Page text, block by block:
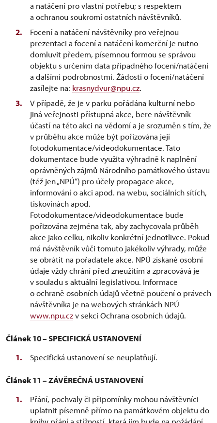
a natáčení pro vlastní potřebu; s respektem
a ochranou soukromí ostatních návštěvníků.
Focení a natáčení návštěvníky pro veřejnou
prezentaci a focení a natáčení komerční je nutno
domluvit předem, písemnou formou se správou
objektu s určením data případného focení/natáčení
a dalšími podrobnostmi. Žádosti o focení/natáčení
zasílejte na: krasnydvur@npu.cz.
V případě, že je v parku pořádána kulturní nebo
jiná veřejnosti přístupná akce, bere návštěvník
účastí na této akci na vědomí a je srozuměn s tím, že
v průběhu akce může být pořizována její
fotodokumentace/videodokumentace. Tato
dokumentace bude využita výhradně k naplnění
oprávněných zájmů Národního památkového ústavu
(též jen „NPÚ“) pro účely propagace akce,
informování o akci apod. na webu, sociálních sítích,
tiskovinách apod.
Fotodokumentace/videodokumentace bude
pořizována zejména tak, aby zachycovala průběh
akce jako celku, nikoliv konkrétní jednotlivce. Pokud
má návštěvník vůči tomuto jakékoliv výhrady, může
se obrátit na pořadatele akce. NPÚ získané osobní
údaje vždy chrání před zneužitím a zpracovává je
v souladu s aktuální legislativou. Informace
o ochraně osobních údajů včetně poučení o právech
návštěvníka je na webových stránkách NPÚ
www.npu.czv sekci Ochrana osobních údajů.
Článek 10 – SPECIFICKÁ USTANOVENÍ
Specifická ustanovení se neuplatňují.
Článek 11 – ZÁVĚREČNÁ USTANOVENÍ
Přání, pochvaly či připomínky mohou návštěvníci
uplatnit písemně přímo na památkovém objektu do